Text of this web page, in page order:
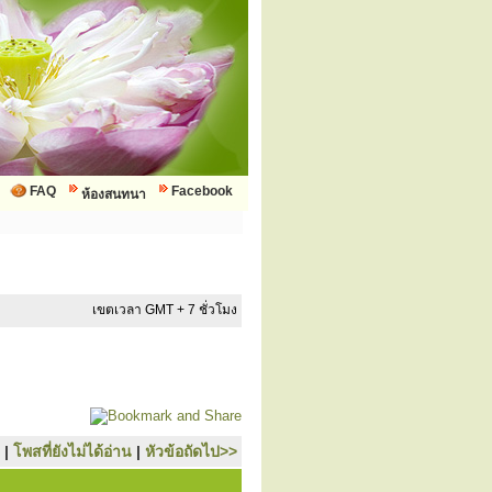
Facebook
ห้องสนทนา
FAQ
เขตเวลา GMT + 7 ชั่วโมง
| โพสที่ยังไม่ได้อ่าน | หัวข้อถัดไป>>